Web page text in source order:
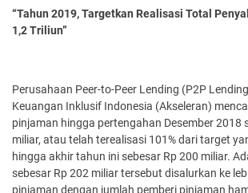
“Tahun 2019, Targetkan Realisasi Total
1,2 Triliun”
Perusahaan Peer-to-Peer Lending (P2P
Keuangan Inklusif Indonesia (Akseleran)
pinjaman hingga pertengahan Desember 2018
miliar, atau telah terealisasi 101% dari target
hingga akhir tahun ini sebesar Rp 200 miliar.
sebesar Rp 202 miliar tersebut disalurkan ke
pinjaman dengan jumlah pemberi pinjaman